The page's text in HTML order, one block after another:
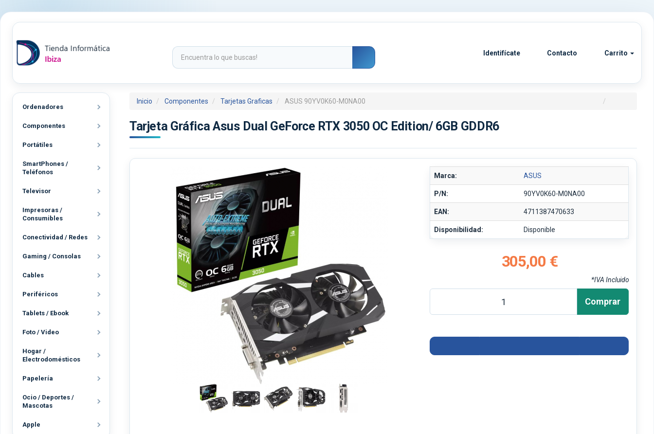
Identifícate Contacto Carrito
Ordenadores
Componentes
Portátiles
SmartPhones /
Teléfonos
Televisor
Impresoras /
Consumibles
Conectividad / Redes
Gaming / Consolas
Cables
Periféricos
Tablets / Ebook
Foto / Video
Hogar /
Electrodomésticos
Papelería
Ocio / Deportes /
Mascotas
Apple
Inicio Componentes Tarjetas Graficas ASUS 90YV0K60-M0NA00
Tarjeta Gráfica Asus Dual GeForce RTX 3050 OC Edition/ 6GB GDDR6
Marca: ASUS
P/N: 90YV0K60-M0NA00
EAN: 4711387470633
Disponibilidad: Disponible
305,00 €
*IVA Incluido
Comprar